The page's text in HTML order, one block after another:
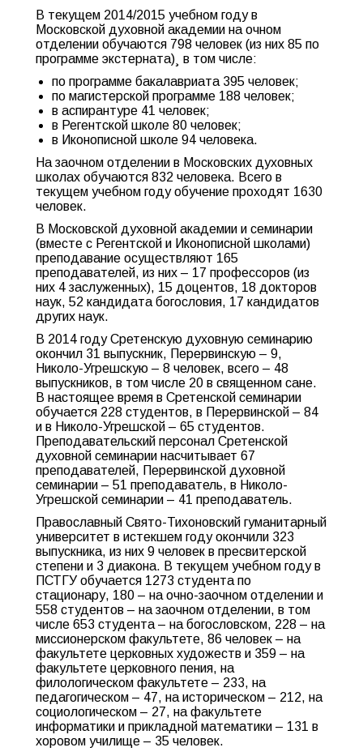
В текущем 2014/2015 учебном году в
Московской духовной академии на очном
отделении обучаются 798 человек (из них 85 по
программе экстерната)¸ в том числе:
по программе бакалавриата 395 человек;
по магистерской программе 188 человек;
в аспирантуре 41 человек;
в Регентской школе 80 человек;
в Иконописной школе 94 человека.
На заочном отделении в Московских духовных
школах обучаются 832 человека. Всего в
текущем учебном году обучение проходят 1630
человек.
В Московской духовной академии и семинарии
(вместе с Регентской и Иконописной школами)
преподавание осуществляют 165
преподавателей, из них – 17 профессоров (из
них 4 заслуженных), 15 доцентов, 18 докторов
наук, 52 кандидата богословия, 17 кандидатов
других наук.
В 2014 году Сретенскую духовную семинарию
окончил 31 выпускник, Перервинскую – 9,
Николо-Угрешскую – 8 человек, всего – 48
выпускников, в том числе 20 в священном сане.
В настоящее время в Сретенской семинарии
обучается 228 студентов, в Перервинской – 84
и в Николо-Угрешской – 65 студентов.
Преподавательский персонал Сретенской
духовной семинарии насчитывает 67
преподавателей, Перервинской духовной
семинарии – 51 преподаватель, в Николо-
Угрешской семинарии – 41 преподаватель.
Православный Свято-Тихоновский гуманитарный
университет в истекшем году окончили 323
выпускника, из них 9 человек в пресвитерской
степени и 3 диакона. В текущем учебном году в
ПСТГУ обучается 1273 студента по
стационару, 180 – на очно-заочном отделении и
558 студентов – на заочном отделении, в том
числе 653 студента – на богословском, 228 – на
миссионерском факультете, 86 человек – на
факультете церковных художеств и 359 – на
факультете церковного пения, на
филологическом факультете – 233, на
педагогическом – 47, на историческом – 212, на
социологическом – 27, на факультете
информатики и прикладной математики – 131 в
хоровом училище – 35 человек.